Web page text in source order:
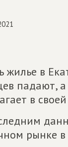
жилье в
падают,
в
рынке